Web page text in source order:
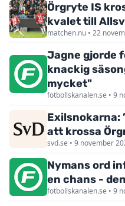
Örgryte IS
kvalet till
matchen.nu • 22
Jagne gjorde
knackig
mycket"
fotbollskanalen.se • 9
Exilsnokarna:
att krossa
svd.se • 9 november
Nymans ord
en chans -
fotbollskanalen.se • 9